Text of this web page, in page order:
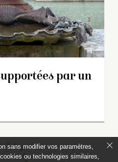
par un
sans modifier vos paramètres,
ou technologies similaires,